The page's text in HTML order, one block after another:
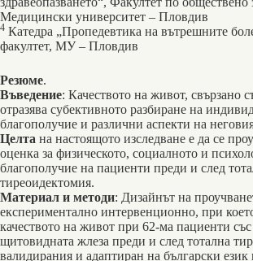
Медицински университет – Пловдив
4 Катедра „Пропедевтика на вътрешните
факултет, МУ – Пловдив
Резюме.
Въведение: Качеството на живот, свързано
отразява субективното разбиране на
благополучие и различни аспекти на
Целта на настоящото изследване е да се
оценка за физическото, социалното и
благополучие на пациенти преди и след
тиреоидектомия.
Материал и методи: Дизайнът на
експериментално интервенционно, при
качеството на живот при 62-ма пациенти със
щитовидната жлеза преди и след тотална
валидирания и адаптиран на български